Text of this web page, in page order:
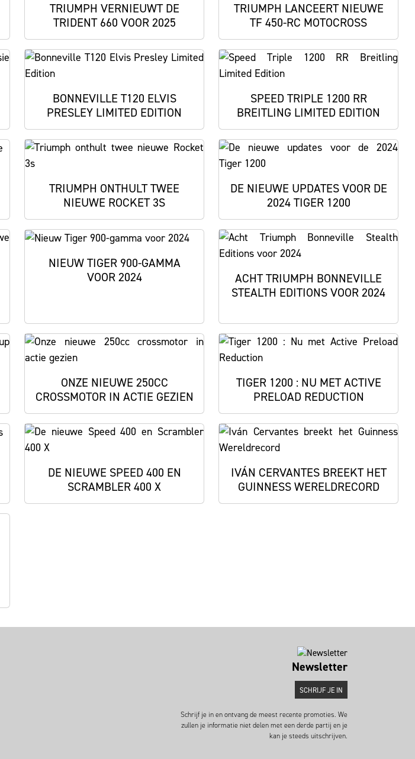
TRIUMPH VERNIEUWT DE
TRIDENT 660 VOOR 2025
TRIUMPH LANCEERT NIEUWE
TF 450-RC MOTOCROSS
BONNEVILLE T120 ELVIS
PRESLEY LIMITED EDITION
SPEED TRIPLE 1200 RR
BREITLING LIMITED EDITION
TRIUMPH ONTHULT TWEE
NIEUWE ROCKET 3S
DE NIEUWE UPDATES VOOR DE
2024 TIGER 1200
NIEUW TIGER 900-GAMMA
VOOR 2024
ACHT TRIUMPH BONNEVILLE
STEALTH EDITIONS VOOR 2024
ONZE NIEUWE 250CC
CROSSMOTOR IN ACTIE GEZIEN
TIGER 1200 : NU MET ACTIVE
PRELOAD REDUCTION
DE NIEUWE SPEED 400 EN
SCRAMBLER 400 X
IVÁN CERVANTES BREEKT HET
GUINNESS WERELDRECORD
Newsletter
SCHRIJF JE IN
Schrijf je in en ontvang de meest recente promoties. We
zullen je informatie niet delen met een derde partij en je
kan je steeds uitschrijven.